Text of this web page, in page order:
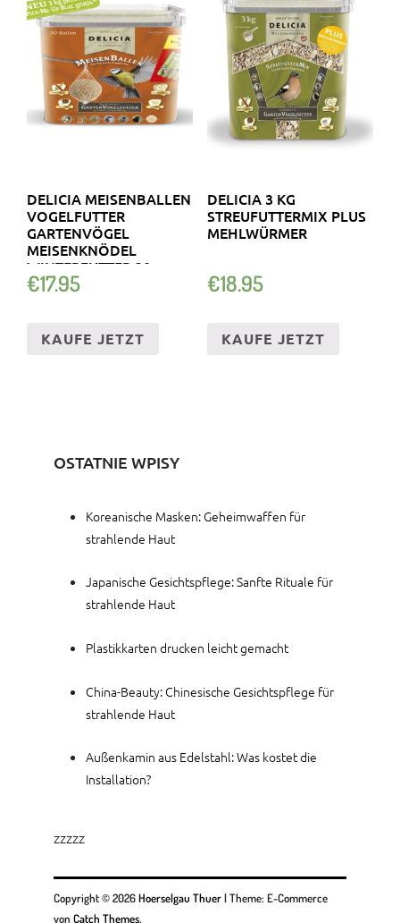
DELICIA MEISENBALLEN
VOGELFUTTER
GARTENVÖGEL
MEISENKNÖDEL
WINTERFUTTER 30
STÜCK
€17.95
KAUFE JETZT
DELICIA 3 KG
STREUFUTTERMIX PLUS
MEHLWÜRMER
€18.95
KAUFE JETZT
OSTATNIE WPISY
Koreanische Masken: Geheimwaffen für
strahlende Haut
Japanische Gesichtspflege: Sanfte Rituale für
strahlende Haut
Plastikkarten drucken leicht gemacht
China-Beauty: Chinesische Gesichtspflege für
strahlende Haut
Außenkamin aus Edelstahl: Was kostet die
Installation?
zzzzz
Copyright © 2026Hoerselgau Thuer|Theme: E-Commerce
von Catch Themes.